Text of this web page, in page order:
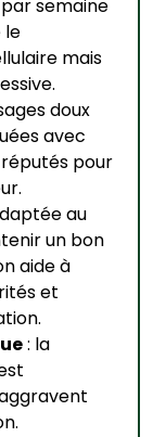
par semaine
le
mais
doux
avec
pour
au
un bon
aide à
et
: la